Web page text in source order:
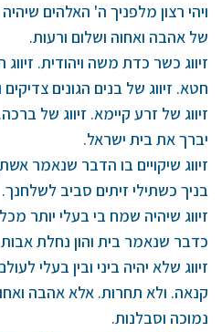
ויהי רצון מלפניך ה' האלהים שיהיה
של אהבה ואחוה ושלום ורעות.
זיווג כשר כדת משה ויהודית.
חטא. זיווג של בנים הגונים
זיווג של זרע קיימא. זיווג של
יברך את בית ישראל.
זיווג שיקויים בו הדבר שנאמר
בניך כשתילי זיתים סביב לשלחנך.
זיווג שיהיה שמח בי בעלי יותר
כדבר שנאמר בית והון נחלת
זיווג שלא יהיה ביני ובין בעלי
קנאה. ולא תחרות. אלא אהבה
נמוכה וסבלנות.